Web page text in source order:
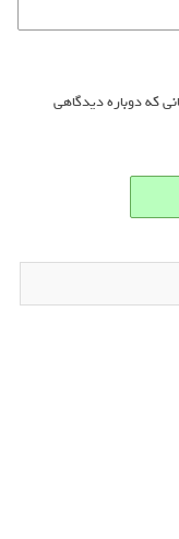
که دوباره دیدگاهی